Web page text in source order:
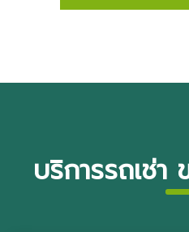
บริการรถเช่า